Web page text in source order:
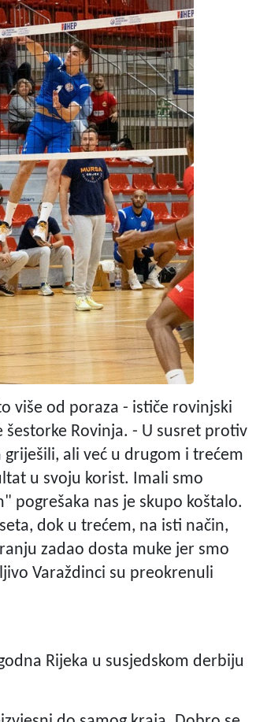
više od poraza - ističe rovinjski
Rovinja. - U susret protiv
ali već u drugom i trećem
u svoju korist. Imali smo
pogrešaka nas je skupo koštalo.
dok u trećem, na isti način,
zadao dosta muke jer smo
Varaždinci su preokrenuli
Rijeka u susjedskom derbiju